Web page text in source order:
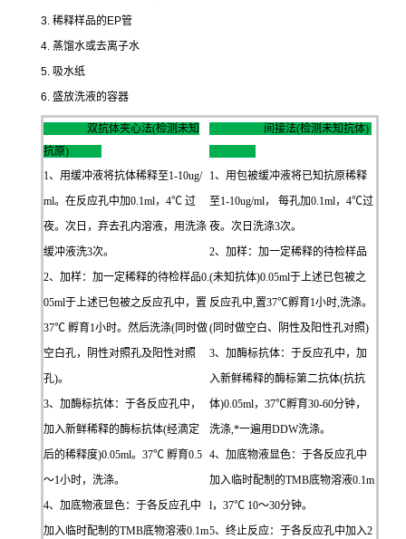
3. 稀释样品的EP管
4. 蒸馏水或去离子水
5. 吸水纸
6. 盛放洗液的容器
双抗体夹心法(检测未知
抗原)
间接法(检测未知抗体)
1、用缓冲液将抗体稀释至1-10ug/
ml。在反应孔中加0.1ml，4℃ 过
夜。次日，弃去孔内溶液，用洗涤
缓冲液洗3次。
2、加样：加一定稀释的待检样品0.
05ml于上述已包被之反应孔中，置
37℃ 孵育1小时。然后洗涤(同时做
空白孔，阴性对照孔及阳性对照
孔)。
3、加酶标抗体：于各反应孔中，
加入新鲜稀释的酶标抗体(经滴定
后的稀释度)0.05ml。37℃ 孵育0.5
～1小时，洗涤。
4、加底物液显色：于各反应孔中
加入临时配制的TMB底物溶液0.1m
1、用包被缓冲液将已知抗原稀释
至1-10ug/ml， 每孔加0.1ml，4℃过
夜。次日洗涤3次。
2、加样：加一定稀释的待检样品
(未知抗体)0.05ml于上述已包被之
反应孔中,置37℃孵育1小时,洗涤。
(同时做空白、阴性及阳性孔对照)
3、加酶标抗体：于反应孔中，加
入新鲜稀释的酶标第二抗体(抗抗
体)0.05ml，37℃孵育30-60分钟，
洗涤,*一遍用DDW洗涤。
4、加底物液显色：于各反应孔中
加入临时配制的TMB底物溶液0.1m
l，37℃ 10～30分钟。
5、终止反应：于各反应孔中加入2